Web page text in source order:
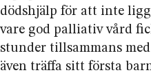
dödshjälp för att inte
vare god palliativ vård
stunder tillsammans
även träffa sitt första